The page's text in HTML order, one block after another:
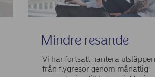
Mindre resande
Vi har fortsatt hantera utsläppen
från flygresor genom månatlig